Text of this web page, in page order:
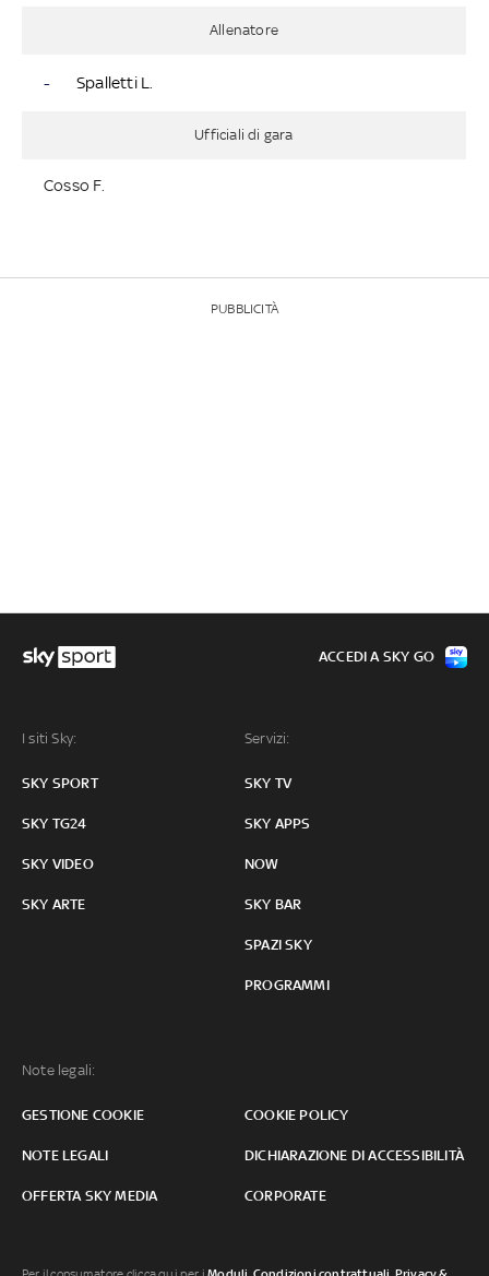
Allenatore
- Spalletti L.
Ufficiali di gara
Cosso F.
PUBBLICITÀ
I siti Sky:
SKY SPORT
SKY TG24
SKY VIDEO
SKY ARTE
Servizi:
SKY TV
SKY APPS
NOW
SKY BAR
SPAZI SKY
PROGRAMMI
Note legali:
GESTIONE COOKIE COOKIE POLICY
NOTE LEGALI DICHIARAZIONE DI ACCESSIBILITÀ
OFFERTA SKY MEDIA CORPORATE
ACCEDI A SKY GO